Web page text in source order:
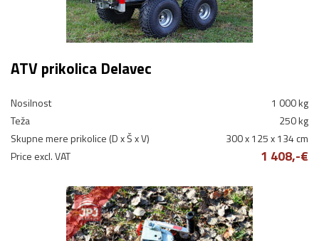
ATV prikolica Delavec
Nosilnost
1 000 kg
Teža
250 kg
Skupne mere prikolice (D x Š x V)
300 x 125 x 134 cm
Price excl. VAT
1 408,-€